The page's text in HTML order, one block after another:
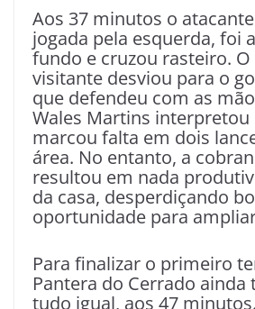
Aos 37 minutos o
jogada pela esquerda, foi
fundo e cruzou rasteiro. O
visitante desviou para o
que defendeu com as
Wales Martins
marcou falta em dois
área. No entanto, a
resultou em nada
da casa, desperdiçando
oportunidade para
Para finalizar o primeiro
Pantera do Cerrado
tudo igual, aos 47